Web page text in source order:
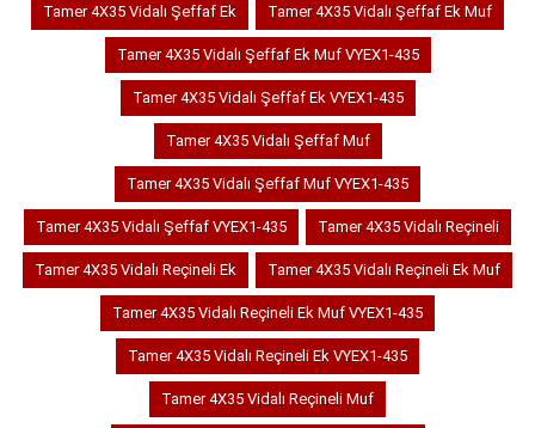
Tamer 4X35 Vidalı Şeffaf Ek Tamer 4X35 Vidalı Şeffaf Ek Muf
Tamer 4X35 Vidalı Şeffaf Ek Muf VYEX1-435
Tamer 4X35 Vidalı Şeffaf Ek VYEX1-435
Tamer 4X35 Vidalı Şeffaf Muf
Tamer 4X35 Vidalı Şeffaf Muf VYEX1-435
Tamer 4X35 Vidalı Şeffaf VYEX1-435 Tamer 4X35 Vidalı Reçineli
Tamer 4X35 Vidalı Reçineli Ek Tamer 4X35 Vidalı Reçineli Ek Muf
Tamer 4X35 Vidalı Reçineli Ek Muf VYEX1-435
Tamer 4X35 Vidalı Reçineli Ek VYEX1-435
Tamer 4X35 Vidalı Reçineli Muf